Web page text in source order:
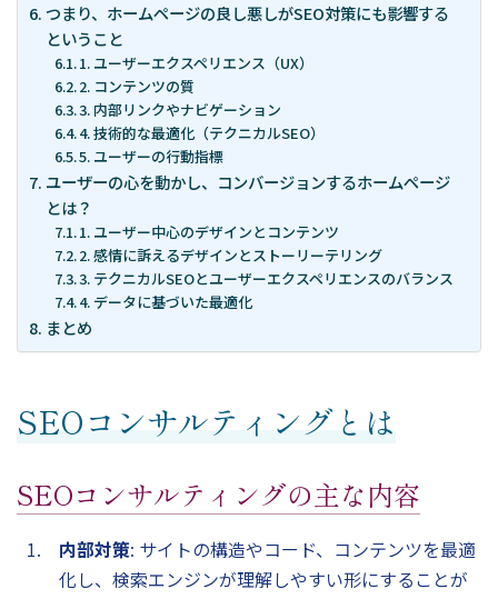
つまり、ホームページの良し悪しがSEO対策にも影響する
ということ
1. ユーザーエクスペリエンス（UX）
2. コンテンツの質
3. 内部リンクやナビゲーション
4. 技術的な最適化（テクニカルSEO）
5. ユーザーの行動指標
ユーザーの心を動かし、コンバージョンするホームページ
とは？
1. ユーザー中心のデザインとコンテンツ
2. 感情に訴えるデザインとストーリーテリング
3. テクニカルSEOとユーザーエクスペリエンスのバランス
4. データに基づいた最適化
まとめ
SEOコンサルティングとは
SEOコンサルティングの主な内容
内部対策: サイトの構造やコード、コンテンツを最適
化し、検索エンジンが理解しやすい形にすることが